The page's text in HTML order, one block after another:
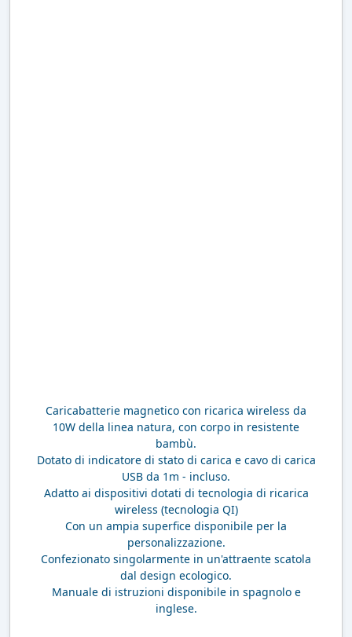
Caricabatterie magnetico con ricarica wireless da
10W della linea natura, con corpo in resistente
bambù.
Dotato di indicatore di stato di carica e cavo di carica
USB da 1m - incluso.
Adatto ai dispositivi dotati di tecnologia di ricarica
wireless (tecnologia QI)
Con un ampia superfice disponibile per la
personalizzazione.
Confezionato singolarmente in un'attraente scatola
dal design ecologico.
Manuale di istruzioni disponibile in spagnolo e
inglese.